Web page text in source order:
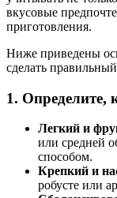
вкусовые
приготовления.
Ниже приведены
сделать
1. Определите,
Легкий и
или средней
способом.
Крепкий и
робусте или